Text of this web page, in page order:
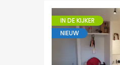
IN DE KIJKER
NIEUW